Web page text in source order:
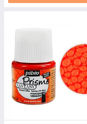
дні понеділок-
При замовленні
прийняти
вам потрібна